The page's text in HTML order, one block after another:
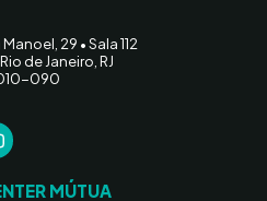
29 • Sala 112
de Janeiro, RJ
090
MÚTUA